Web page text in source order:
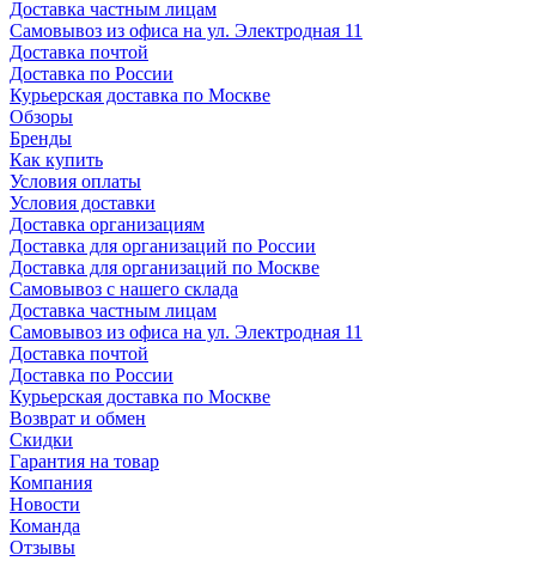
Доставка частным лицам
Самовывоз из офиса на ул. Электродная 11
Доставка почтой
Доставка по России
Курьерская доставка по Москве
Обзоры
Бренды
Как купить
Условия оплаты
Условия доставки
Доставка организациям
Доставка для организаций по России
Доставка для организаций по Москве
Самовывоз с нашего склада
Доставка частным лицам
Самовывоз из офиса на ул. Электродная 11
Доставка почтой
Доставка по России
Курьерская доставка по Москве
Возврат и обмен
Скидки
Гарантия на товар
Компания
Новости
Команда
Отзывы